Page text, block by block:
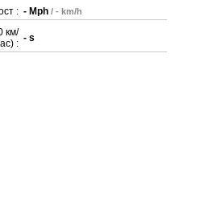
: - Mph / - km/h
км/
: - s